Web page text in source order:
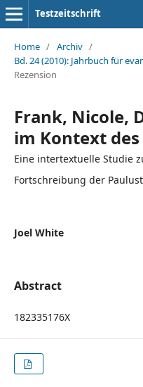
Testzeitschrift
Home / Archiv /
Bd. 24 (2010): Jahrbuch für
Rezension
Frank, Nicole,
im Kontext
Eine intertextuelle Studie
Fortschreibung der
Joel White
Abstract
182335176X